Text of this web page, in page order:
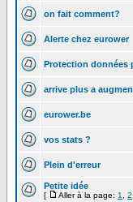
on fait comment?
Alerte chez eurower
Protection données
arrive plus a
eurower.be
vos stats ?
Plein d'erreur
Petite idée
[ Aller à la page: 1 2